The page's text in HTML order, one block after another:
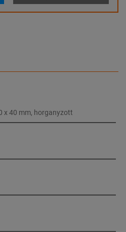
x 40 mm, horganyzott